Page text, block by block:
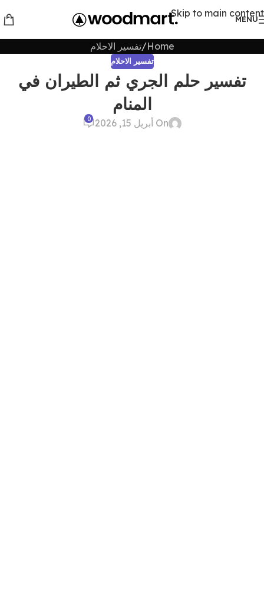
Skip to main content
MENU
Home تفسير الاحلام
تفسير الاحلام
تفسير حلم الجري ثم الطيران في
المنام
On أبريل 15, 2026 0